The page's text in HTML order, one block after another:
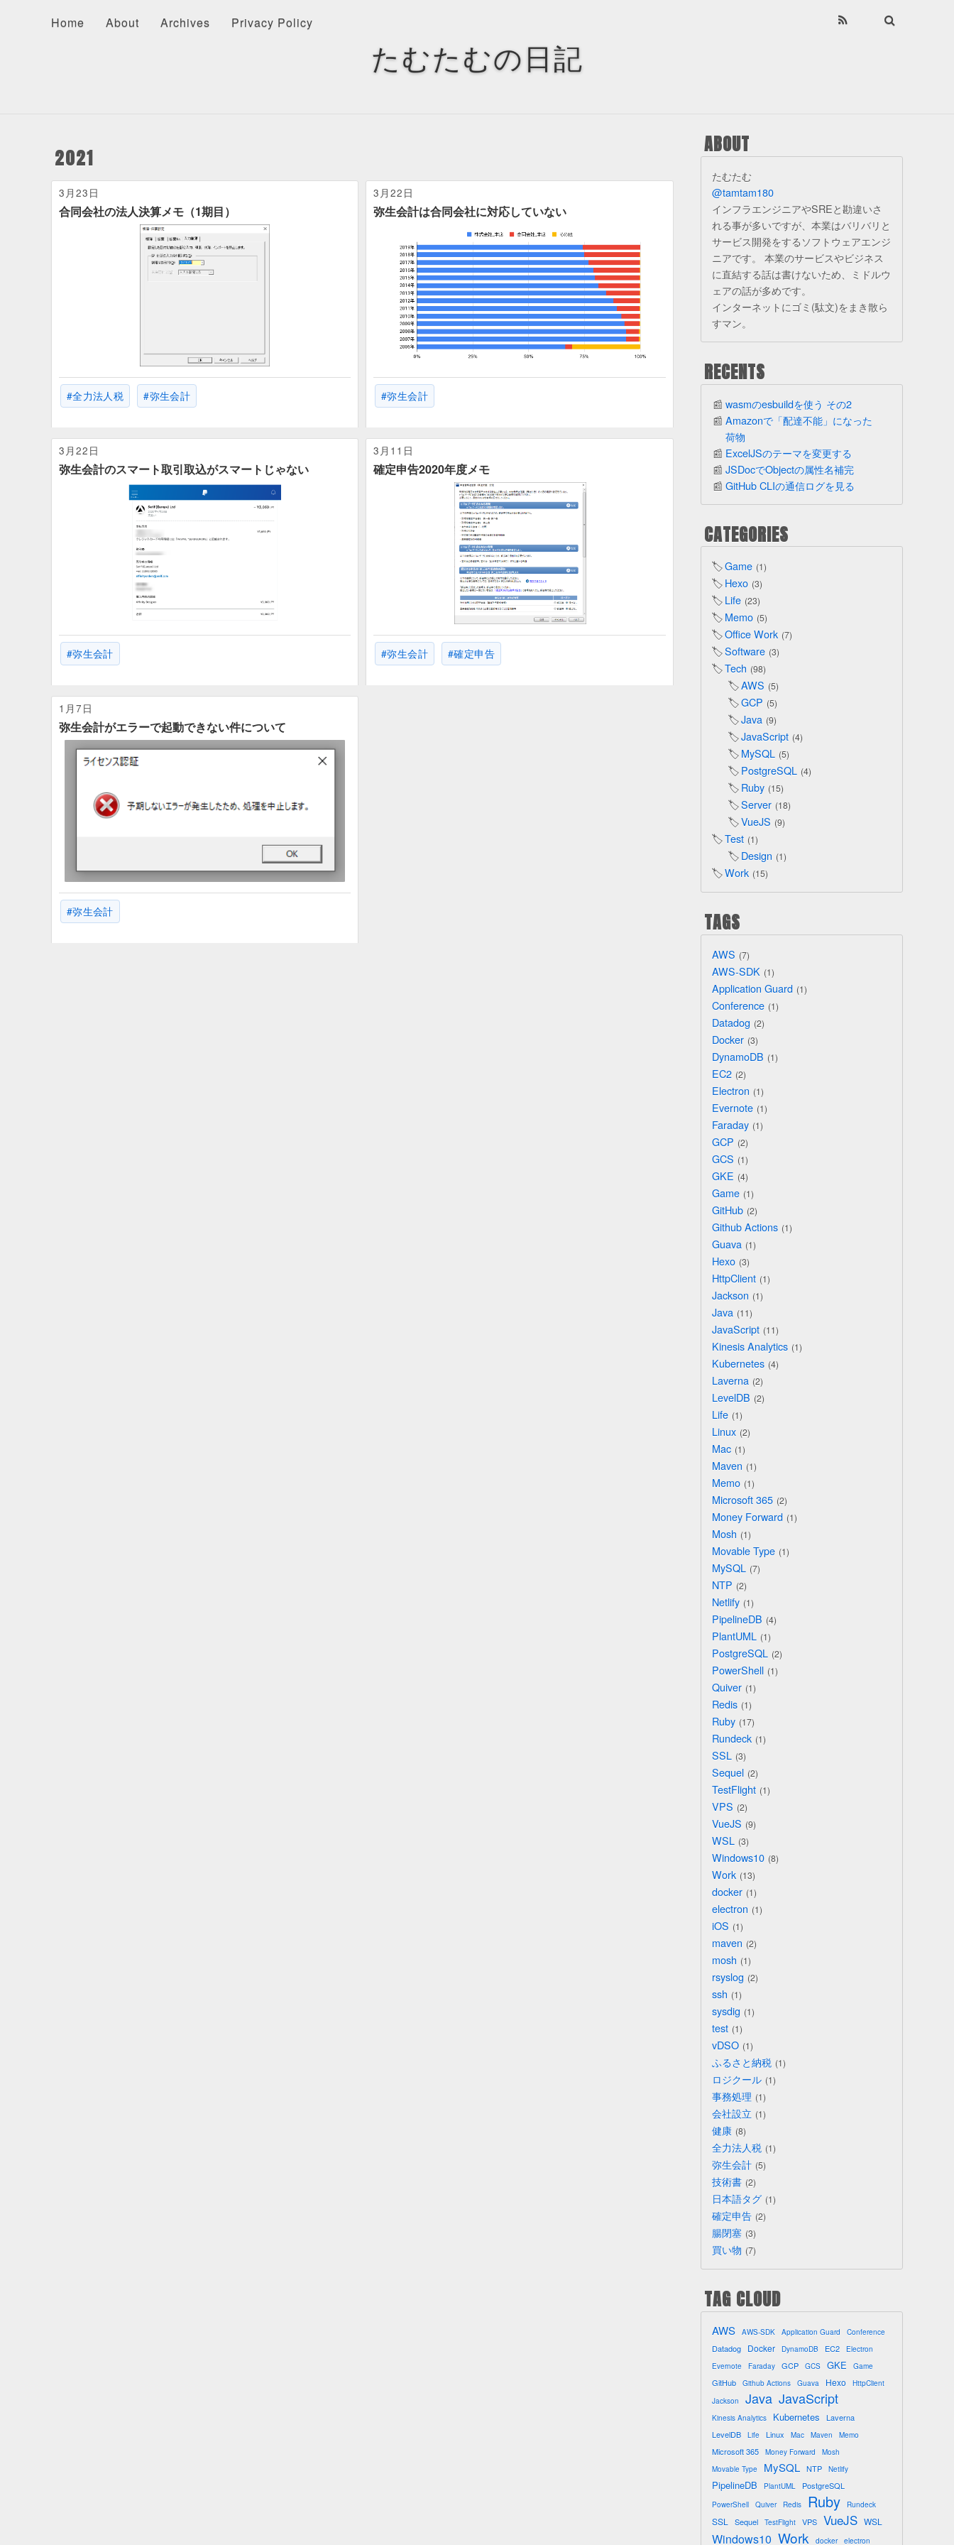
たむたむの日記
Home About Archives Privacy Policy
2021
3月23日
合同会社の法人決算メモ（1期目）
全力法人税 弥生会計
3月22日
弥生会計は合同会社に対応していない
弥生会計
3月22日
弥生会計のスマート取引取込がスマートじゃない
弥生会計
3月11日
確定申告2020年度メモ
弥生会計 確定申告
1月7日
弥生会計がエラーで起動できない件について
弥生会計
ABOUT
たむたむ
@tamtam180
インフラエンジニアやSREと勘違いさ
れる事が多いですが、本業はバリバリと
サービス開発をするソフトウェアエンジ
ニアです。 本業のサービスやビジネス
に直結する話は書けないため、ミドルウ
ェアの話が多めです。
インターネットにゴミ(駄文)をまき散ら
すマン。
RECENTS
wasmのesbuildを使う その2
Amazonで「配達不能」になった
荷物
ExcelJSのテーマを変更する
JSDocでObjectの属性名補完
GitHub CLIの通信ログを見る
CATEGORIES
Game 1
Hexo 3
Life 23
Memo 5
Office Work 7
Software 3
Tech 98
AWS 5
GCP 5
Java 9
JavaScript 4
MySQL 5
PostgreSQL 4
Ruby 15
Server 18
VueJS 9
Test 1
Design 1
Work 15
TAGS
AWS 7
AWS-SDK 1
Application Guard 1
Conference 1
Datadog 2
Docker 3
DynamoDB 1
EC2 2
Electron 1
Evernote 1
Faraday 1
GCP 2
GCS 1
GKE 4
Game 1
GitHub 2
Github Actions 1
Guava 1
Hexo 3
HttpClient 1
Jackson 1
Java 11
JavaScript 11
Kinesis Analytics 1
Kubernetes 4
Laverna 2
LevelDB 2
Life 1
Linux 2
Mac 1
Maven 1
Memo 1
Microsoft 365 2
Money Forward 1
Mosh 1
Movable Type 1
MySQL 7
NTP 2
Netlify 1
PipelineDB 4
PlantUML 1
PostgreSQL 2
PowerShell 1
Quiver 1
Redis 1
Ruby 17
Rundeck 1
SSL 3
Sequel 2
TestFlight 1
VPS 2
VueJS 9
WSL 3
Windows10 8
Work 13
docker 1
electron 1
iOS 1
maven 2
mosh 1
rsyslog 2
ssh 1
sysdig 1
test 1
vDSO 1
ふるさと納税 1
ロジクール 1
事務処理 1
会社設立 1
健康 8
全力法人税 1
弥生会計 5
技術書 2
日本語タグ 1
確定申告 2
腸閉塞 3
買い物 7
TAG CLOUD
AWS AWS-SDK Application Guard Conference
Datadog Docker DynamoDB EC2
Electron
Evernote
Faraday GCP GCS GKE Game
GitHub Github Actions Guava Hexo
HttpClient
Jackson
Java JavaScript
Kinesis Analytics Kubernetes
Laverna
LevelDB
Life Linux Mac Maven Memo
Microsoft 365 Money Forward
Mosh
Movable Type
MySQL NTP Netlify
PipelineDB PlantUML PostgreSQL
PowerShell Quiver Redis Ruby Rundeck
SSL Sequel TestFlight VPS VueJS WSL
Windows10 Work docker electron